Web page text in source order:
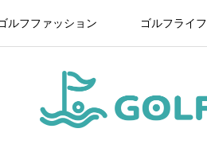
ルフファッション ゴルフライフ